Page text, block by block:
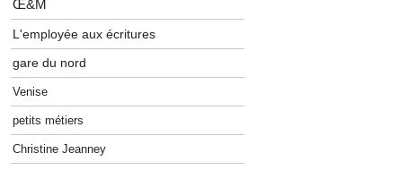
Œ&M
L'employée aux écritures
gare du nord
Venise
petits métiers
Christine Jeanney